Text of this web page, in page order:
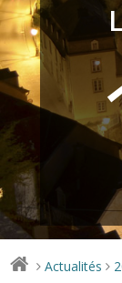
> Actualités >